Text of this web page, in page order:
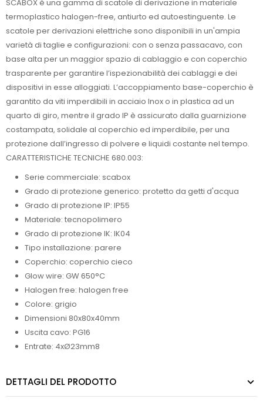
SCABOX è una gamma di scatole di derivazione in materiale
termoplastico halogen-free, antiurto ed autoestinguente. Le
scatole per derivazioni elettriche sono disponibili in un'ampia
varietà di taglie e configurazioni: con o senza passacavo, con
base alta per un maggior spazio di cablaggio e con coperchio
trasparente per garantire l’ispezionabilità dei cablaggi e dei
dispositivi in esse alloggiati. L’accoppiamento base-coperchio è
garantito da viti imperdibili in acciaio Inox o in plastica ad un
quarto di giro, mentre il grado IP è assicurato dalla guarnizione
costampata, solidale al coperchio ed imperdibile, per una
protezione dall’ingresso di polvere e liquidi costante nel tempo.
CARATTERISTICHE TECNICHE 680.003:
Serie commerciale: scabox
Grado di protezione generico: protetto da getti d'acqua
Grado di protezione IP: IP55
Materiale: tecnopolimero
Grado di protezione IK: IK04
Tipo installazione: parere
Coperchio: coperchio cieco
Glow wire: GW 650°C
Halogen free: halogen free
Colore: grigio
Dimensioni 80x80x40mm
Uscita cavo: PG16
Entrate: 4xØ23mm8
DETTAGLI DEL PRODOTTO